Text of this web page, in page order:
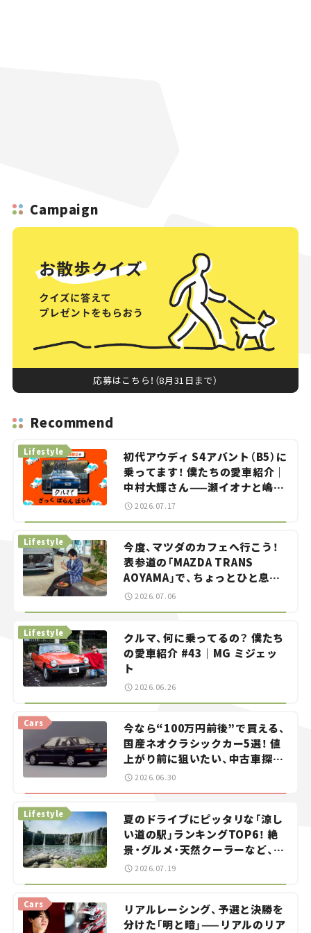
Campaign
応募はこちら！（8月31日まで）
Recommend
初代アウディ S4アバント（B5）に
乗ってます！ 僕たちの愛車紹介｜
中村大輝さん——瀬イオナと嶋田
智之の「クルマでざっくばらんば
Lifestyle
2026.07.17
今度、マツダのカフェへ行こう！
表参道の「MAZDA TRANS
AOYAMA」で、ちょっとひと息。
——連載｜CCGとクルマでどうす
Lifestyle
2026.07.06
クルマ、何に乗ってるの？ 僕たち
の愛車紹介 #43｜MG ミジェッ
ト
Lifestyle
2026.06.26
今なら“100万円前後”で買える、
国産ネオクラシックカー5選！ 値
上がり前に狙いたい、中古車探し
をお手伝い――ちょっとイケてるマ
Cars
2026.06.30
夏のドライブにピッタリな「涼し
い道の駅」ランキングTOP6！ 絶
景・グルメ・天然クーラーなど、避
暑におすすめのスポットを紹介
Lifestyle
2026.07.19
リアルレーシング、予選と決勝を
分けた「明と暗」——リアルのリア
Cars